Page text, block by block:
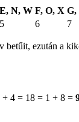
E, N, W F, O, X G,
5 6 7
ezután a
4 = 18 = 1 + 8 =